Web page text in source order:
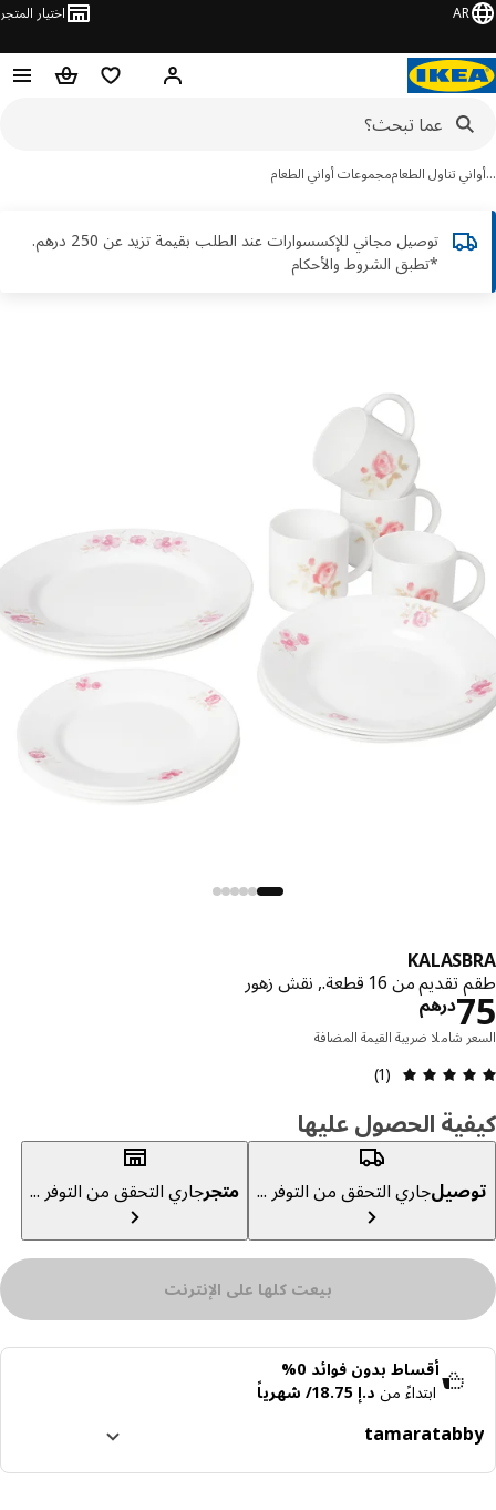
AR اختيار المتجر
مرحباً! تسجيل الدخول أو
قائمة التسوقسلة التسوق
تناول الطعاممجموعات أواني الطعام
توصيل مجاني للإكسسوارات عند الطلب بقيمة تزيد عن 250 درهم.
*تطبق الشروط والأحكام
من 16 قطعة., نقش زهور
درهمالسعر درهم 75
شاملا ضريبة القيمة المضافة
مراجعة التقييم: 5 من 5 نجوم إجمالي المراجعات: 1
(1)
الحصول عليها
جاري التحقق من التوفر ... متجرجاري التحقق من التوفر ...
بيعت كلها على الإنترنت
أقساط بدون فوائد 0%
ابتداءً مند.إ 18.75/ شهرياً
tamara